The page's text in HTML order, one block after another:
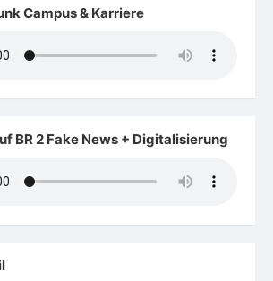
Campus & Karriere
BR 2 Fake News + Digitalisierung